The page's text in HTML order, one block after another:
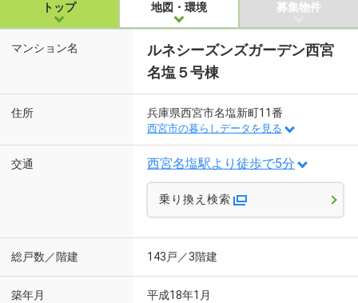
トップ 地図・環境 募集物件
マンション名
ルネシーズンズガーデン西宮
名塩５号棟
住所 兵庫県西宮市名塩新町11番
西宮市の暮らしデータを見る
交通 西宮名塩駅より徒歩で5分
乗り換え検索
総戸数／階建 143戸／3階建
築年月 平成18年1月